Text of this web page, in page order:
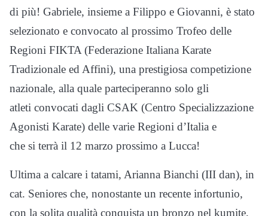
di più! Gabriele, insieme a Filippo e Giovanni, è stato
selezionato e convocato al prossimo Trofeo delle
Regioni FIKTA (Federazione Italiana Karate
Tradizionale ed Affini), una prestigiosa competizione
nazionale, alla quale parteciperanno solo gli
atleti convocati dagli CSAK (Centro Specializzazione
Agonisti Karate) delle varie Regioni d’Italia e
che si terrà il 12 marzo prossimo a Lucca!
Ultima a calcare i tatami, Arianna Bianchi (III dan), in
cat. Seniores che, nonostante un recente infortunio,
con la solita qualità conquista un bronzo nel kumite,